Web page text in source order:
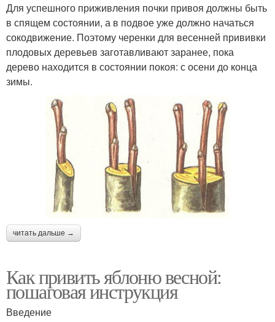
Для успешного приживления почки привоя должны быть
в спящем состоянии, а в подвое уже должно начаться
сокодвижение. Поэтому черенки для весенней прививки
плодовых деревьев заготавливают заранее, пока
дерево находится в состоянии покоя: с осени до конца
зимы.
читать дальше →
Как привить яблоню весной:
пошаговая инструкция
Введение